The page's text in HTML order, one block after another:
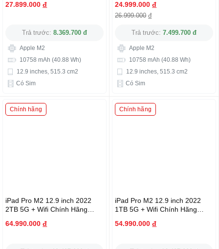
27.899.000 đ
Trả trước: 8.369.700 đ
Apple M2
10758 mAh (40.88 Wh)
12.9 inches, 515.3 cm2
Có Sim
24.999.000 đ
26.999.000 đ
Trả trước: 7.499.700 đ
Apple M2
10758 mAh (40.88 Wh)
12.9 inches, 515.3 cm2
Có Sim
Chính hãng
iPad Pro M2 12.9 inch 2022
2TB 5G + Wifi Chính Hãng
64.990.000 đ
Chính hãng
iPad Pro M2 12.9 inch 2022
1TB 5G + Wifi Chính Hãng
54.990.000 đ